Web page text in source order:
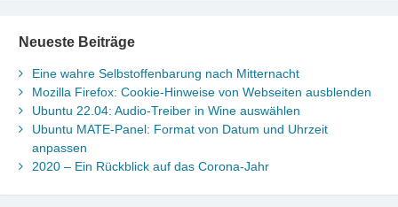
Neueste Beiträge
Eine wahre Selbstoffenbarung nach Mitternacht
Mozilla Firefox: Cookie-Hinweise von Webseiten ausblenden
Ubuntu 22.04: Audio-Treiber in Wine auswählen
Ubuntu MATE-Panel: Format von Datum und Uhrzeit
anpassen
2020 – Ein Rückblick auf das Corona-Jahr